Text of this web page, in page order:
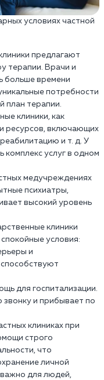
условиях частной
предлагают
терапии. Врачи и
больше времени
потребности
план терапии.
клиники, как
ресурсов, включающих
и т. д. У
комплекс услуг в одном
медучреждениях
психиатры,
высокий уровень
клиники
условия:
и
для госпитализации.
и прибывает по
клиниках при
строго
что
личной
для людей,